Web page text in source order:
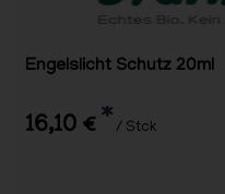
Engelslicht Schutz 20ml
16,10 € * / Stck